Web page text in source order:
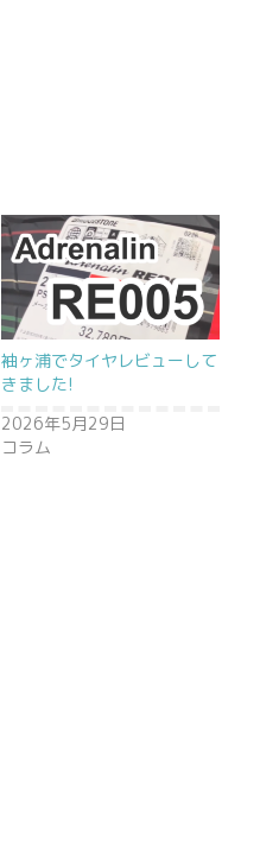
袖ヶ浦でタイヤレビューして
きました!
2026年5月29日
コラム